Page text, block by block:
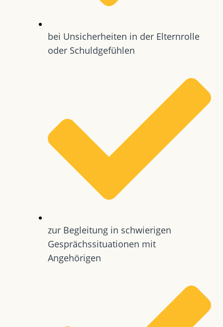
bei Unsicherheiten in der Elternrolle
oder Schuldgefühlen
zur Begleitung in schwierigen
Gesprächssituationen mit
Angehörigen